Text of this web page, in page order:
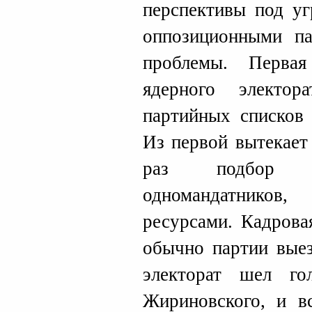
перспективы под
оппозиционными
проблемы.
ядерного
партийных
Из первой
раз подбор
ресурсами.
обычно партии
электорат шел
Жириновского, и